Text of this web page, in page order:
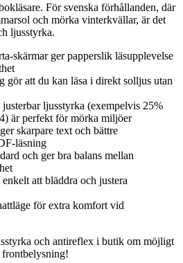
För svenska förhållanden, där
och mörka vinterkvällar, är det
ljusstyrka.
skärmar ger papperslik läsupplevelse
gör att du kan läsa i direkt solljus utan
ljusstyrka (exempelvis 25%
är perfekt för mörka miljöer
skarpare text och bättre
läsning
och ger bra balans mellan
att bläddra och justera
för extra komfort vid
och antireflex i butik om möjligt
frontbelysning!